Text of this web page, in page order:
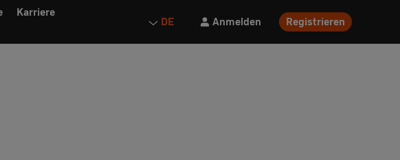
Karriere
DE Anmelden Registrieren